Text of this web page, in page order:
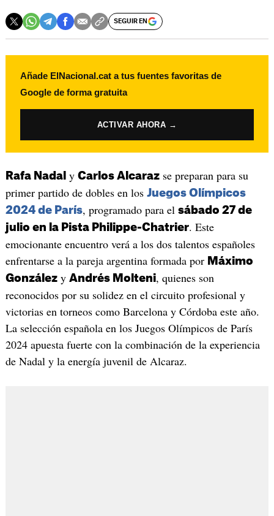
SEGUIR EN
Añade ElNacional.cat a tus fuentes favoritas de
Google de forma gratuita
ACTIVAR AHORA →
Rafa Nadal y Carlos Alcarazse preparan para su
primer partido de dobles en los Juegos Olímpicos
2024 de París, programado para el sábado 27 de
julio en la Pista Philippe-Chatrier. Este
emocionante encuentro verá a los dos talentos españoles
enfrentarse a la pareja argentina formada por Máximo
Gonzálezy Andrés Molteni, quienes son
reconocidos por su solidez en el circuito profesional y
victorias en torneos como Barcelona y Córdoba este año.
La selección española en los Juegos Olímpicos de París
2024 apuesta fuerte con la combinación de la experiencia
de Nadal y la energía juvenil de Alcaraz.